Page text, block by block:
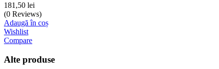
181,50 lei
(0 Reviews)
Adaugă în coș
Wishlist
Compare
Alte produse